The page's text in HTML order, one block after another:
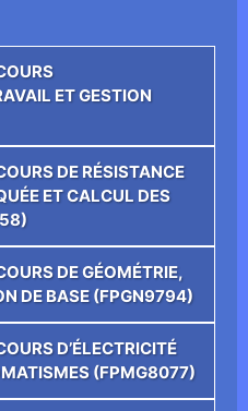
ET GESTION
DE RÉSISTANCE
ET CALCUL DES
DE GÉOMÉTRIE,
DE BASE (FPGN9794)
D’ÉLECTRICITÉ
(FPMG8077)